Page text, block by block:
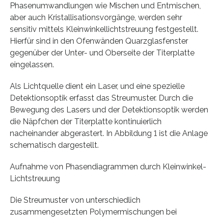
Phasenumwandlungen wie Mischen und Entmischen,
aber auch Kristallisationsvorgänge, werden sehr
sensitiv mittels Kleinwinkellichtstreuung festgestellt.
Hierfür sind in den Ofenwänden Quarzglasfenster
gegenüber der Unter- und Oberseite der Titerplatte
eingelassen.
Als Lichtquelle dient ein Laser, und eine spezielle
Detektionsoptik erfasst das Streumuster. Durch die
Bewegung des Lasers und der Detektionsoptik werden
die Näpfchen der Titerplatte kontinuierlich
nacheinander abgerastert. In Abbildung 1 ist die Anlage
schematisch dargestellt.
Aufnahme von Phasendiagrammen durch Kleinwinkel-
Lichtstreuung
Die Streumuster von unterschiedlich
zusammengesetzten Polymermischungen bei